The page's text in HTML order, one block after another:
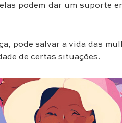
podem dar um suporte
pode salvar a vida das
de certas situações.